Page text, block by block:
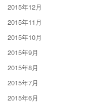
2015年12月
2015年11月
2015年10月
2015年9月
2015年8月
2015年7月
2015年6月